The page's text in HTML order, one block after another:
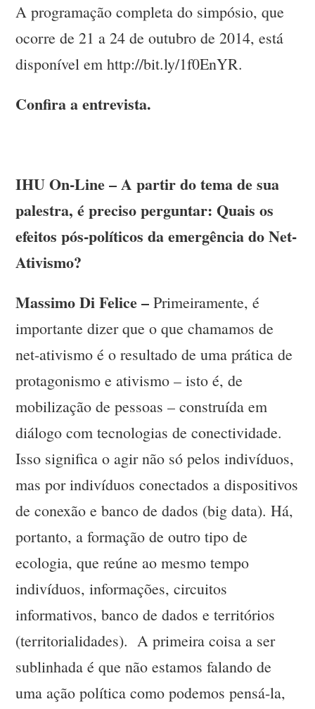
A programação completa do simpósio, que
ocorre de 21 a 24 de outubro de 2014, está
disponível em http://bit.ly/1f0EnYR.
Confira a entrevista.
IHU On-Line – A partir do tema de sua
palestra, é preciso perguntar: Quais os
efeitos pós-políticos da emergência do Net-
Ativismo?
Massimo Di Felice – Primeiramente, é
importante dizer que o que chamamos de
net-ativismo é o resultado de uma prática de
protagonismo e ativismo – isto é, de
mobilização de pessoas – construída em
diálogo com tecnologias de conectividade.
Isso significa o agir não só pelos indivíduos,
mas por indivíduos conectados a dispositivos
de conexão e banco de dados (big data). Há,
portanto, a formação de outro tipo de
ecologia, que reúne ao mesmo tempo
indivíduos, informações, circuitos
informativos, banco de dados e territórios
(territorialidades). A primeira coisa a ser
sublinhada é que não estamos falando de
uma ação política como podemos pensá-la,